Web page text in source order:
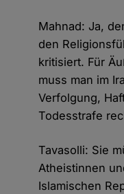
Mahnad: Ja,
den
kritisiert. Für
muss man im
Verfolgung,
Todesstrafe
Tavasolli: Sie
Atheistinnen
Islamischen